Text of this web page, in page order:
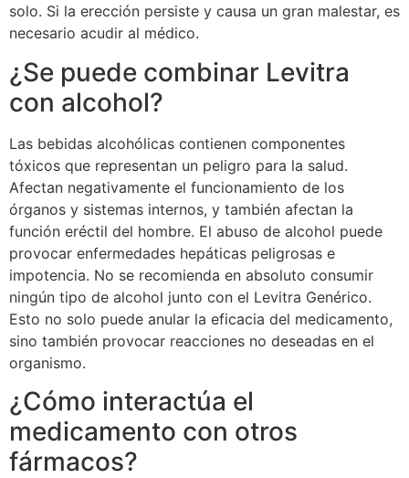
solo. Si la erección persiste y causa un gran malestar, es
necesario acudir al médico.
¿Se puede combinar Levitra
con alcohol?
Las bebidas alcohólicas contienen componentes
tóxicos que representan un peligro para la salud.
Afectan negativamente el funcionamiento de los
órganos y sistemas internos, y también afectan la
función eréctil del hombre. El abuso de alcohol puede
provocar enfermedades hepáticas peligrosas e
impotencia. No se recomienda en absoluto consumir
ningún tipo de alcohol junto con el Levitra Genérico.
Esto no solo puede anular la eficacia del medicamento,
sino también provocar reacciones no deseadas en el
organismo.
¿Cómo interactúa el
medicamento con otros
fármacos?